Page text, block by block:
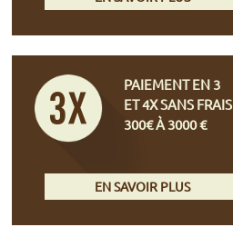
PAIEMENT EN 3
ET 4X SANS FRAIS
300€ À 3000 €
EN SAVOIR PLUS